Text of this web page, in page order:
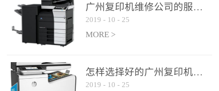
广州复印机维修公司的服务如何?
2019 - 10 - 25
MORE >
怎样选择好的广州复印机维修公司?
2019 - 10 - 25